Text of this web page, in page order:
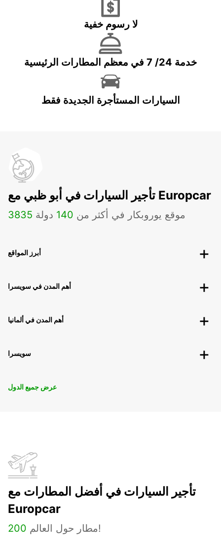
لا رسوم خفية
خدمة 24/ 7 في معظم المطارات الرئيسية
السيارات المستأجرة الجديدة فقط
تأجير السيارات في أبو ظبي مع Europcar
3835 موقع يوروبكار في أكثر من 140 دولة
أبرز المواقع
أهم المدن في سويسرا
أهم المدن في ألمانيا
سويسرا
عرض جميع الدول
تأجير السيارات في أفضل المطارات مع
Europcar
200 مطار حول العالم!